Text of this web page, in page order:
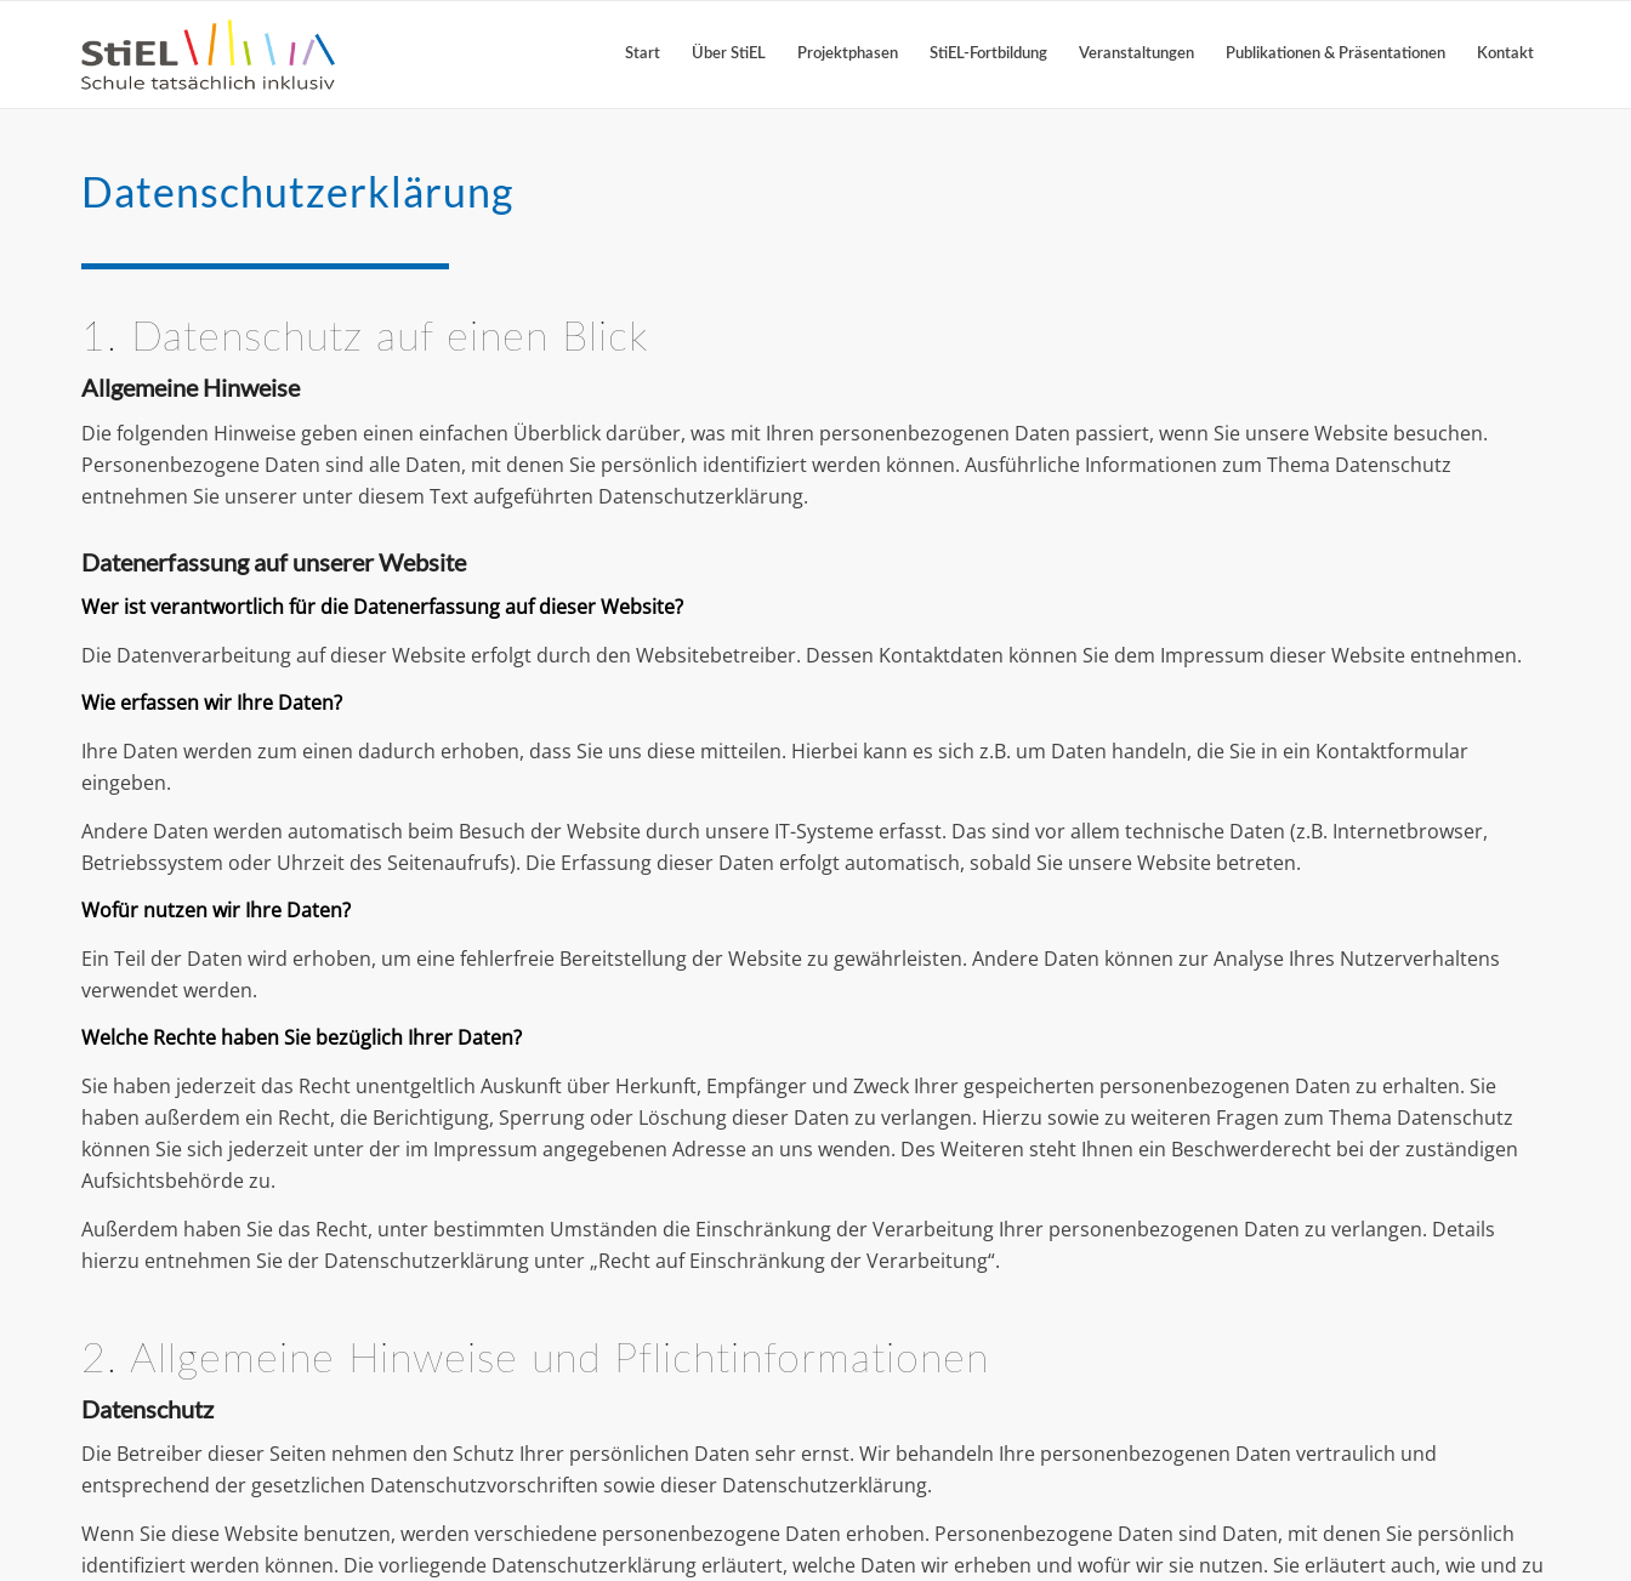
Start Über StiEL Projektphasen StiEL-Fortbildung Veranstaltungen Publikationen & Präsentationen Kontakt
Datenschutzerklärung
1. Datenschutz auf einen Blick
Allgemeine Hinweise
Die folgenden Hinweise geben einen einfachen Überblick darüber, was mit Ihren personenbezogenen Daten passiert, wenn Sie unsere Website besuchen.
Personenbezogene Daten sind alle Daten, mit denen Sie persönlich identifiziert werden können. Ausführliche Informationen zum Thema Datenschutz
entnehmen Sie unserer unter diesem Text aufgeführten Datenschutzerklärung.
Datenerfassung auf unserer Website
Wer ist verantwortlich für die Datenerfassung auf dieser Website?
Die Datenverarbeitung auf dieser Website erfolgt durch den Websitebetreiber. Dessen Kontaktdaten können Sie dem Impressum dieser Website entnehmen.
Wie erfassen wir Ihre Daten?
Ihre Daten werden zum einen dadurch erhoben, dass Sie uns diese mitteilen. Hierbei kann es sich z.B. um Daten handeln, die Sie in ein Kontaktformular
eingeben.
Andere Daten werden automatisch beim Besuch der Website durch unsere IT-Systeme erfasst. Das sind vor allem technische Daten (z.B. Internetbrowser,
Betriebssystem oder Uhrzeit des Seitenaufrufs). Die Erfassung dieser Daten erfolgt automatisch, sobald Sie unsere Website betreten.
Wofür nutzen wir Ihre Daten?
Ein Teil der Daten wird erhoben, um eine fehlerfreie Bereitstellung der Website zu gewährleisten. Andere Daten können zur Analyse Ihres Nutzerverhaltens
verwendet werden.
Welche Rechte haben Sie bezüglich Ihrer Daten?
Sie haben jederzeit das Recht unentgeltlich Auskunft über Herkunft, Empfänger und Zweck Ihrer gespeicherten personenbezogenen Daten zu erhalten. Sie
haben außerdem ein Recht, die Berichtigung, Sperrung oder Löschung dieser Daten zu verlangen. Hierzu sowie zu weiteren Fragen zum Thema Datenschutz
können Sie sich jederzeit unter der im Impressum angegebenen Adresse an uns wenden. Des Weiteren steht Ihnen ein Beschwerderecht bei der zuständigen
Aufsichtsbehörde zu.
Außerdem haben Sie das Recht, unter bestimmten Umständen die Einschränkung der Verarbeitung Ihrer personenbezogenen Daten zu verlangen. Details
hierzu entnehmen Sie der Datenschutzerklärung unter „Recht auf Einschränkung der Verarbeitung“.
2. Allgemeine Hinweise und Pflichtinformationen
Datenschutz
Die Betreiber dieser Seiten nehmen den Schutz Ihrer persönlichen Daten sehr ernst. Wir behandeln Ihre personenbezogenen Daten vertraulich und
entsprechend der gesetzlichen Datenschutzvorschriften sowie dieser Datenschutzerklärung.
Wenn Sie diese Website benutzen, werden verschiedene personenbezogene Daten erhoben. Personenbezogene Daten sind Daten, mit denen Sie persönlich
identifiziert werden können. Die vorliegende Datenschutzerklärung erläutert, welche Daten wir erheben und wofür wir sie nutzen. Sie erläutert auch, wie und zu